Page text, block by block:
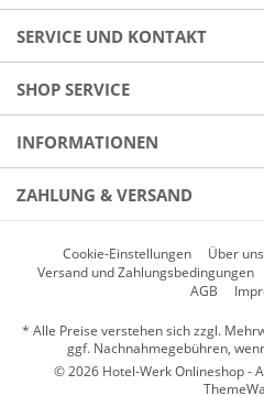
SERVICE UND KONTAKT
SHOP SERVICE
INFORMATIONEN
ZAHLUNG & VERSAND
Cookie-Einstellungen Über uns
Versand und Zahlungsbedingungen
AGB
* Alle Preise verstehen sich zzgl.
ggf. Nachnahmegebühren,
© 2026 Hotel-Werk Onlineshop -